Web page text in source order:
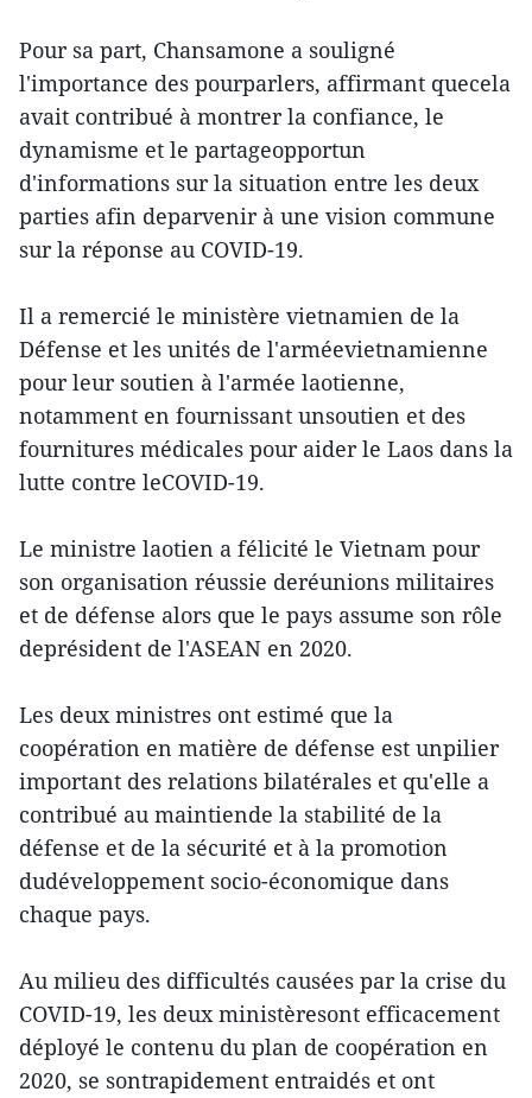
Pour sa part, Chansamone a souligné
l'importance des pourparlers, affirmant quecela
avait contribué à montrer la confiance, le
dynamisme et le partageopportun
d'informations sur la situation entre les deux
parties afin deparvenir à une vision commune
sur la réponse au COVID-19.
Il a remercié le ministère vietnamien de la
Défense et les unités de l'arméevietnamienne
pour leur soutien à l'armée laotienne,
notamment en fournissant unsoutien et des
fournitures médicales pour aider le Laos dans la
lutte contre leCOVID-19.
Le ministre laotien a félicité le Vietnam pour
son organisation réussie deréunions militaires
et de défense alors que le pays assume son rôle
deprésident de l'ASEAN en 2020.
Les deux ministres ont estimé que la
coopération en matière de défense est unpilier
important des relations bilatérales et qu'elle a
contribué au maintiende la stabilité de la
défense et de la sécurité et à la promotion
dudéveloppement socio-économique dans
chaque pays.
Au milieu des difficultés causées par la crise du
COVID-19, les deux ministèresont efficacement
déployé le contenu du plan de coopération en
2020, se sontrapidement entraidés et ont